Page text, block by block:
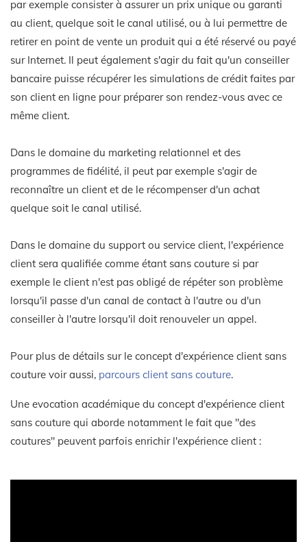
par exemple consister à assurer un prix unique ou garanti
au client, quelque soit le canal utilisé, ou à lui permettre de
retirer en point de vente un produit qui a été réservé ou payé
sur Internet. Il peut également s'agir du fait qu'un conseiller
bancaire puisse récupérer les simulations de crédit faites par
son client en ligne pour préparer son rendez-vous avec ce
même client.
Dans le domaine du marketing relationnel et des
programmes de fidélité, il peut par exemple s'agir de
reconnaître un client et de le récompenser d'un achat
quelque soit le canal utilisé.
Dans le domaine du support ou service client, l'expérience
client sera qualifiée comme étant sans couture si par
exemple le client n'est pas obligé de répéter son problème
lorsqu'il passe d'un canal de contact à l'autre ou d'un
conseiller à l'autre lorsqu'il doit renouveler un appel.
Pour plus de détails sur le concept d'expérience client sans
couture voir aussi, parcours client sans couture.
Une evocation académique du concept d'expérience client
sans couture qui aborde notamment le fait que "des
coutures" peuvent parfois enrichir l'expérience client :